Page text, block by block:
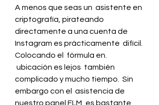
A menos que seas un  asistente en
criptografía, pirateando
directamente a una cuenta de
Instagram es prácticamente  difícil.
Colocando el  fórmula en.
complicado y mucho tiempo.  Sin
embargo con el  asistencia de
nuestro panel FLM, es bastante